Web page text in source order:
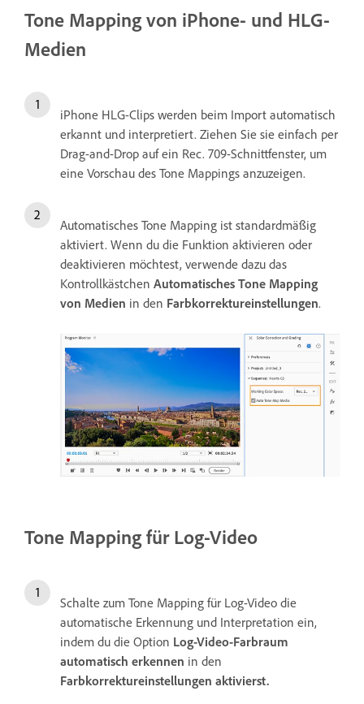
Tone Mapping von iPhone- und HLG-
Medien
iPhone HLG-Clips werden beim Import automatisch
erkannt und interpretiert. Ziehen Sie sie einfach per
Drag-and-Drop auf ein Rec. 709-Schnittfenster, um
eine Vorschau des Tone Mappings anzuzeigen.
Automatisches Tone Mapping ist standardmäßig
aktiviert. Wenn du die Funktion aktivieren oder
deaktivieren möchtest, verwende dazu das
Kontrollkästchen Automatisches Tone Mapping
von Medien in den Farbkorrektureinstellungen.
Tone Mapping für Log-Video
Schalte zum Tone Mapping für Log-Video die
automatische Erkennung und Interpretation ein,
indem du die Option Log-Video-Farbraum
automatisch erkennen in den
Farbkorrektureinstellungen aktivierst.